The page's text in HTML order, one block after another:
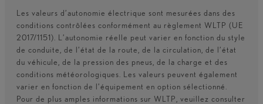
Les valeurs d’autonomie électrique sont mesurées dans des
conditions contrôlées conformément au règlement WLTP (UE
2017/1151). L’autonomie réelle peut varier en fonction du style
de conduite, de l’état de la route, de la circulation, de l’état
du véhicule, de la pression des pneus, de la charge et des
conditions météorologiques. Les valeurs peuvent également
varier en fonction de l’équipement en option sélectionné.
Pour de plus amples informations sur WLTP, veuillez consulter